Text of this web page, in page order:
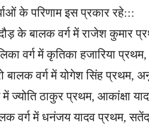
के परिणाम इस प्रकार रहे:::
के बालक वर्ग में राजेश कुमार
वर्ग में कृतिका हजारिया प्रथम,
बालक वर्ग में योगेश सिंह प्रथम,
में ज्योति ठाकुर प्रथम, आकांक्षा
वर्ग में धनंजय यादव प्रथम, सतेंद्र